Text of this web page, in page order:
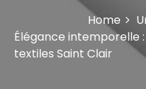
Home
Élégance intemporelle
textiles Saint Clair